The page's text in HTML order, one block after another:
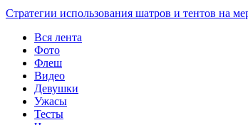
Стратегии использования шатров и тентов на
Вся лента
Фото
Флеш
Видео
Девушки
Ужасы
Тесты